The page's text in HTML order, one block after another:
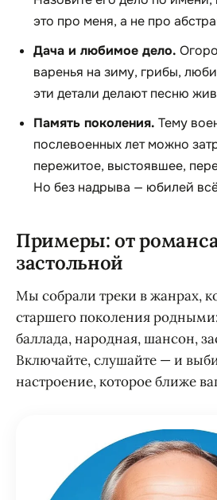
это про меня, а не про
Дача и любимое дело.
варенья на зиму, грибы,
эти детали делают песню
Память поколения. Тему
послевоенных лет можно
пережитое, выстоявшее,
Но без надрыва — юбилей
Примеры: от
застольной
Мы собрали треки в жанрах,
старшего поколения
баллада, народная, шансон,
Включайте, слушайте — и
настроение, которое ближе